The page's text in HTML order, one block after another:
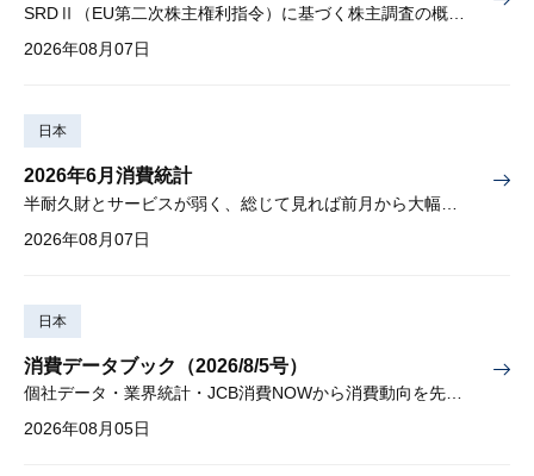
SRDⅡ（EU第二次株主権利指令）に基づく株主調査の概要と課題
2026年08月07日
日本
2026年6月消費統計
2026年08月07日
日本
消費データブック（2026/8/5号）
個社データ・業界統計・JCB消費NOWから消費動向を先取り
2026年08月05日